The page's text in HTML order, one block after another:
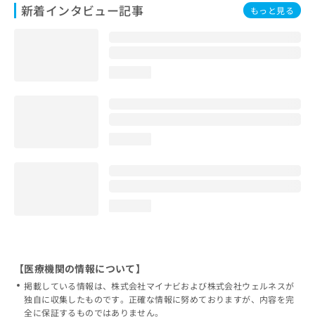
新着インタビュー記事 もっと見る
【医療機関の情報について】
掲載している情報は、株式会社マイナビおよび株式会社ウェルネスが
独自に収集したものです。正確な情報に努めておりますが、内容を完
全に保証するものではありません。